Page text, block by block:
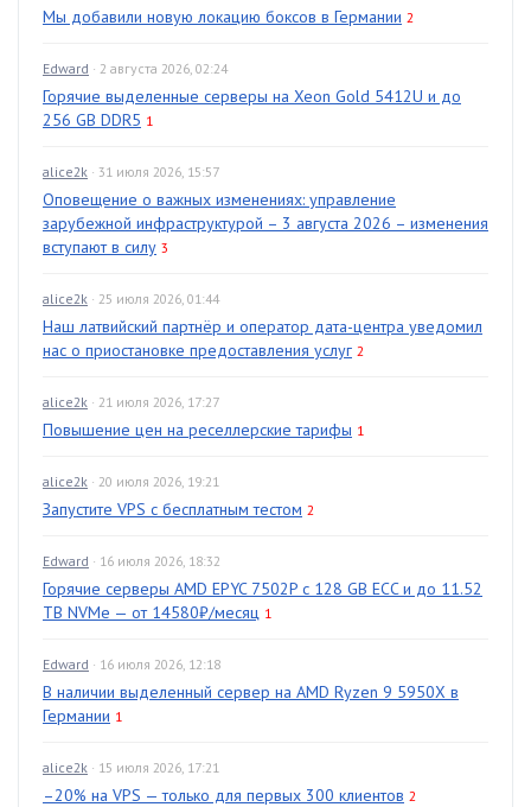
Мы добавили новую локацию боксов в Германии 2
Edward · 2 августа 2026, 02:24
Горячие выделенные серверы на Xeon Gold 5412U и до
256 GB DDR5 1
alice2k · 31 июля 2026, 15:57
Оповещение о важных изменениях: управление
зарубежной инфраструктурой – 3 августа 2026 – изменения
вступают в силу 3
alice2k · 25 июля 2026, 01:44
Наш латвийский партнёр и оператор дата-центра уведомил
нас о приостановке предоставления услуг 2
alice2k · 21 июля 2026, 17:27
Повышение цен на реселлерские тарифы 1
alice2k · 20 июля 2026, 19:21
Запустите VPS с бесплатным тестом 2
Edward · 16 июля 2026, 18:32
Горячие серверы AMD EPYC 7502P с 128 GB ECC и до 11.52
TB NVMe — от 14580₽/месяц 1
Edward · 16 июля 2026, 12:18
В наличии выделенный сервер на AMD Ryzen 9 5950X в
Германии 1
alice2k · 15 июля 2026, 17:21
–20% на VPS — только для первых 300 клиентов 2